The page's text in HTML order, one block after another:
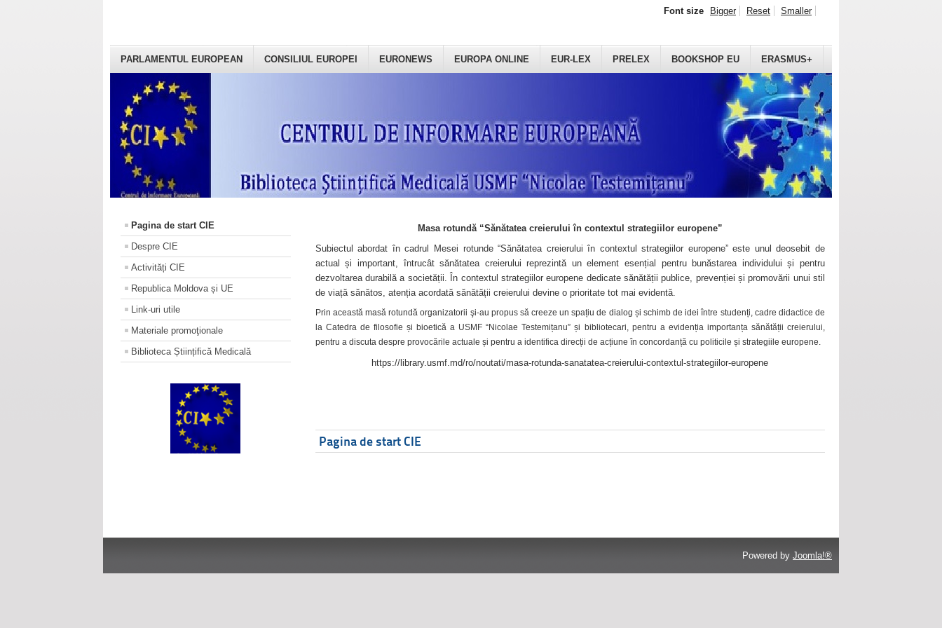
PARLAMENTUL EUROPEAN CONSILIUL EUROPEI EURONEWS EUROPA ONLINE EUR-LEX PRELEX BOOKSHOP EU ERASMUS+
Font size Bigger Reset Smaller
Pagina de start CIE
Despre CIE
Activități CIE
Republica Moldova și UE
Link-uri utile
Materiale promoţionale
Biblioteca Științifică Medicală
Masa rotundă “Sănătatea creierului în contextul strategiilor europene”
Subiectul abordat în cadrul Mesei rotunde “Sănătatea creierului în contextul strategiilor europene” este unul deosebit de
actual și important, întrucât sănătatea creierului reprezintă un element esențial pentru bunăstarea individului și pentru
dezvoltarea durabilă a societății. În contextul strategiilor europene dedicate sănătății publice, prevenției și promovării unui stil
de viață sănătos, atenția acordată sănătății creierului devine o prioritate tot mai evidentă.
Prin această masă rotundă organizatorii şi-au propus să creeze un spațiu de dialog și schimb de idei între studenți, cadre didactice de
la Catedra de filosofie și bioetică a USMF “Nicolae Testemițanu” și bibliotecari, pentru a evidenția importanța sănătății creierului,
pentru a discuta despre provocările actuale și pentru a identifica direcții de acțiune în concordanță cu politicile și strategiile europene.
https://library.usmf.md/ro/noutati/masa-rotunda-sanatatea-creierului-contextul-strategiilor-europene
Pagina de start CIE
Powered by Joomla!®